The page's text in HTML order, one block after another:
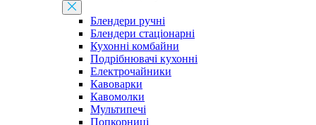
Блендери ручні
Блендери стаціонарні
Кухонні комбайни
Подрібнювачі кухонні
Електрочайники
Кавоварки
Кавомолки
Мультипечі
Попкорниці